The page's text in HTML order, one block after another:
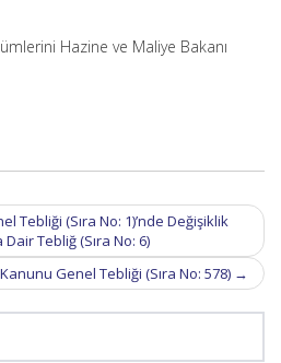
Hazine ve Maliye Bakanı
Tebliği (Sıra No: 1)’nde Değişiklik
Dair Tebliğ (Sıra No: 6)
Genel Tebliği (Sıra No: 578) →